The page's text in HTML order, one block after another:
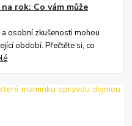
rok: Co vám může
osobní zkušenosti mohou
období. Přečtěte si, co